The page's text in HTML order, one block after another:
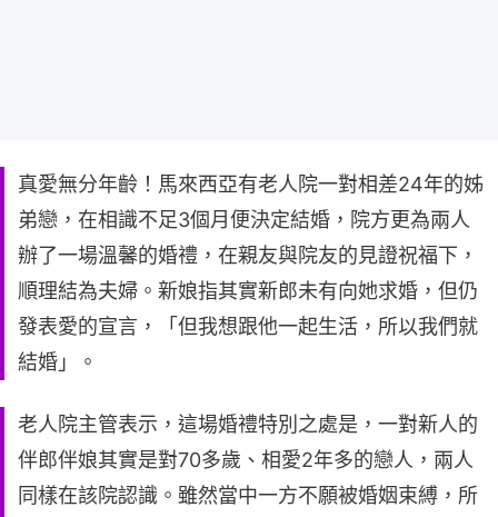
真愛無分年齡！馬來西亞有老人院一對相差24年的姊
弟戀，在相識不足3個月便決定結婚，院方更為兩人
辦了一場溫馨的婚禮，在親友與院友的見證祝福下，
順理結為夫婦。新娘指其實新郎未有向她求婚，但仍
發表愛的宣言，「但我想跟他一起生活，所以我們就
結婚」。
老人院主管表示，這場婚禮特別之處是，一對新人的
伴郎伴娘其實是對70多歲、相愛2年多的戀人，兩人
同樣在該院認識。雖然當中一方不願被婚姻束縛，所